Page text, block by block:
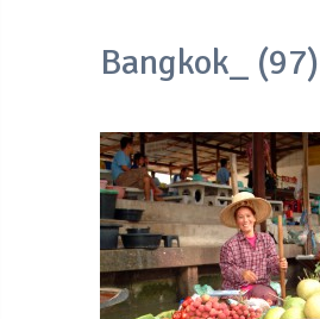
Bangkok_ (97)